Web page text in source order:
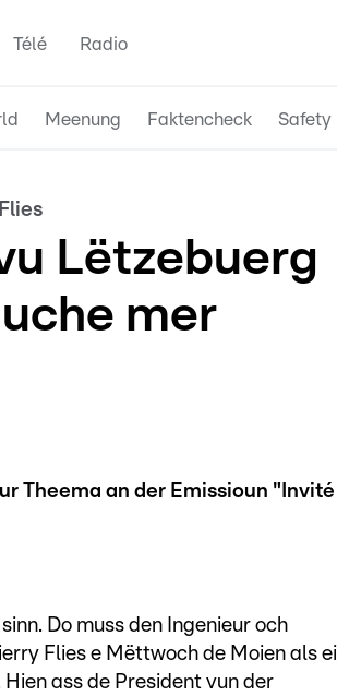
Télé Radio
Meenung Faktencheck Safety
Lëtzebuerg
mer
Theema an der Emissioun
Do muss den Ingenieur och
Flies e Mëttwoch de Moien als
ass de President vun der